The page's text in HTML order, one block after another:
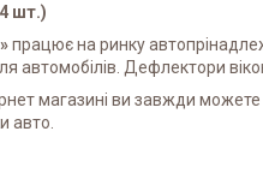
шт.)
працює на ринку
автомобілів. Дефлектори
магазині ви завжди
авто.